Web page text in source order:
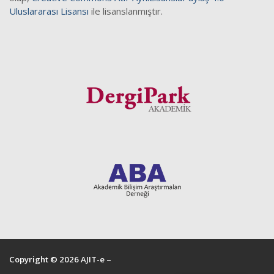
Uluslararası Lisansı ile lisanslanmıştır.
Copyright © 2026 AJIT-e –